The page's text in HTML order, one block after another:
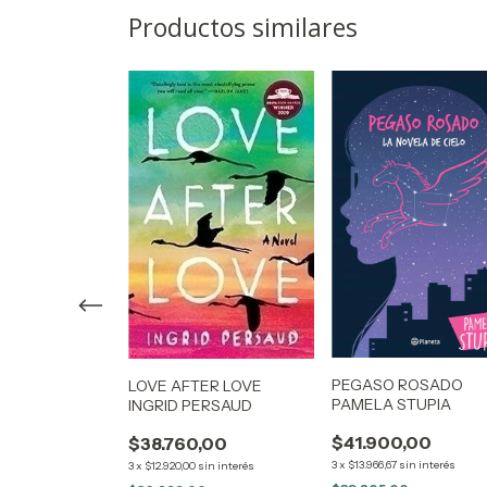
Productos similares
LOVE AFTER LOVE
INGRID PERSAUD
$38.760,00
3x $12.920,00 sin interés
PEGASO ROSADO
PAMELA STUPIA
$41.900,00
3x $13.966,67 sin interés